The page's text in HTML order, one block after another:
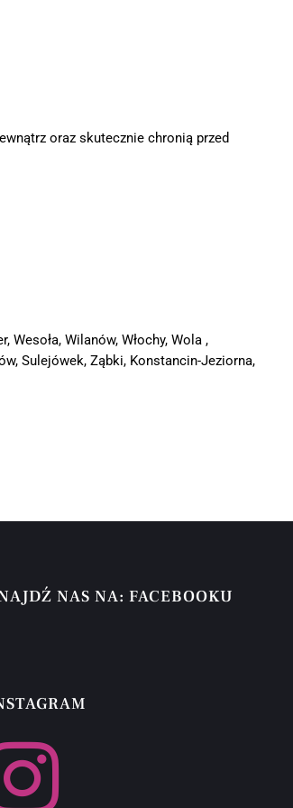
oraz skutecznie chronią przed
Wesoła, Wilanów, Włochy, Wola ,
Sulejówek, Ząbki, Konstancin-Jeziorna,
NAS NA: FACEBOOKU